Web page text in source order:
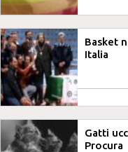
Basket
Italia
Gatti
Procura